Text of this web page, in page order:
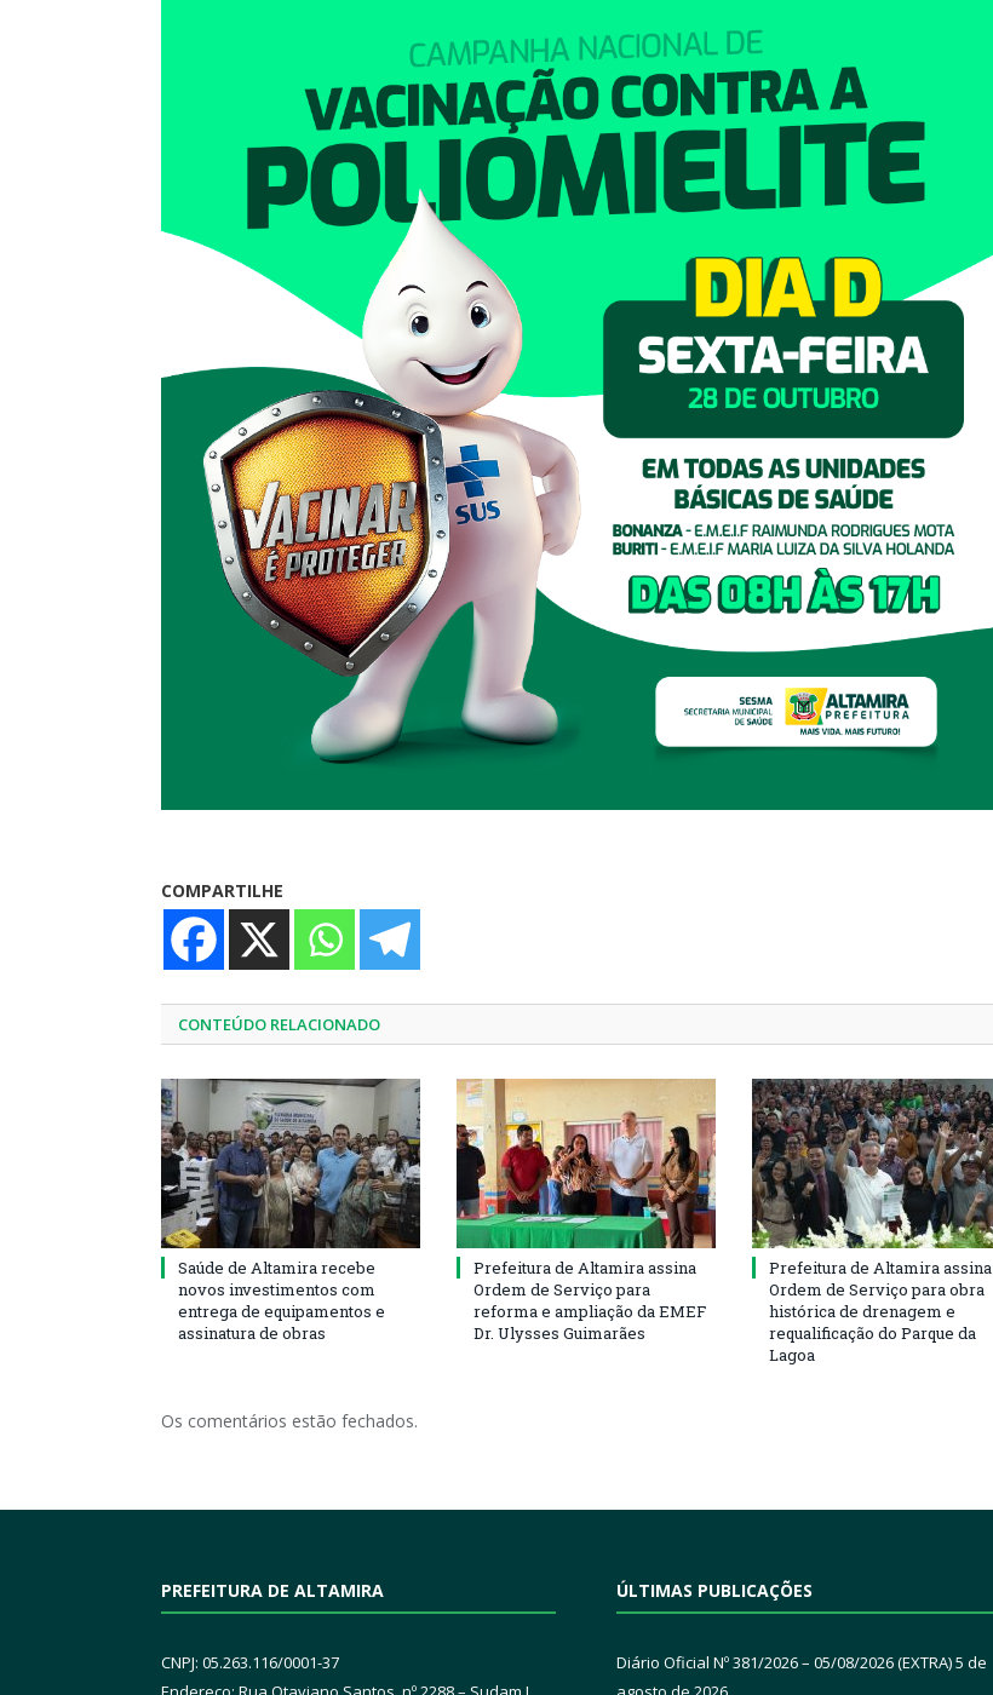
COMPARTILHE
CONTEÚDO RELACIONADO
Saúde de Altamira recebe
novos investimentos com
entrega de equipamentos e
assinatura de obras
Prefeitura de Altamira assina
Ordem de Serviço para
reforma e ampliação da EMEF
Dr. Ulysses Guimarães
Prefeitura de Altamira assina
Ordem de Serviço para obra
histórica de drenagem e
requalificação do Parque da
Lagoa
Os comentários estão fechados.
PREFEITURA DE ALTAMIRA
CNPJ: 05.263.116/0001-37
ÚLTIMAS PUBLICAÇÕES
Diário Oficial Nº 381/2026 – 05/08/2026 (EXTRA)5 de